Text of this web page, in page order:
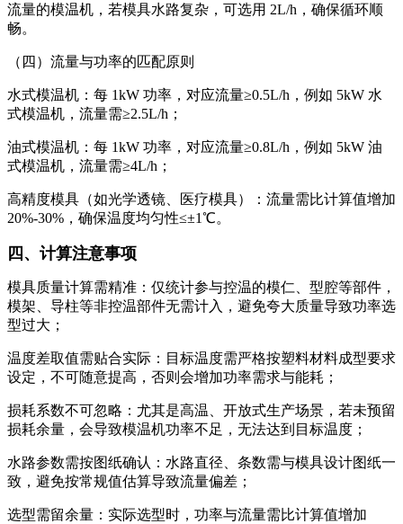
流量的模温机，若模具水路复杂，可选用 2L/h，确保循环顺
畅。
（四）流量与功率的匹配原则
水式模温机：每 1kW 功率，对应流量≥0.5L/h，例如 5kW 水
式模温机，流量需≥2.5L/h；
油式模温机：每 1kW 功率，对应流量≥0.8L/h，例如 5kW 油
式模温机，流量需≥4L/h；
高精度模具（如光学透镜、医疗模具）：流量需比计算值增加
20%-30%，确保温度均匀性≤±1℃。
四、计算注意事项
模具质量计算需精准：仅统计参与控温的模仁、型腔等部件，
模架、导柱等非控温部件无需计入，避免夸大质量导致功率选
型过大；
温度差取值需贴合实际：目标温度需严格按塑料材料成型要求
设定，不可随意提高，否则会增加功率需求与能耗；
损耗系数不可忽略：尤其是高温、开放式生产场景，若未预留
损耗余量，会导致模温机功率不足，无法达到目标温度；
水路参数需按图纸确认：水路直径、条数需与模具设计图纸一
致，避免按常规值估算导致流量偏差；
选型需留余量：实际选型时，功率与流量需比计算值增加